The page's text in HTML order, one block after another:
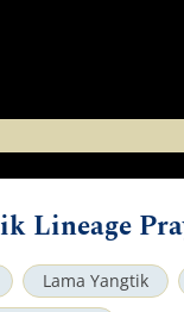
Lineage
Lama Yangtik